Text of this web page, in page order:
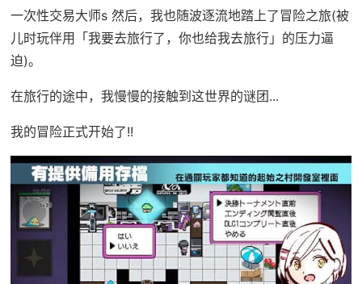
一次性交易大师s 然后，我也随波逐流地踏上了冒险之旅(被
儿时玩伴用「我要去旅行了，你也给我去旅行」的压力逼
迫)。
在旅行的途中，我慢慢的接触到这世界的谜团...
我的冒险正式开始了!!